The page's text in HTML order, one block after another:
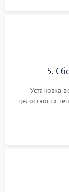
5.
Установка
целостности
исключить
Надежная